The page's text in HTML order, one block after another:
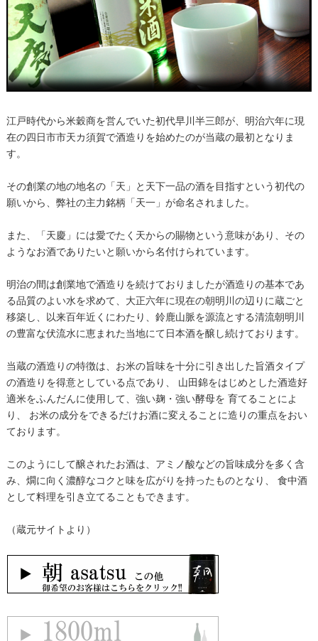
江戸時代から米穀商を営んでいた初代早川半三郎が、明治六年に現
在の四日市市天カ須賀で酒造りを始めたのが当蔵の最初となりま
す。
その創業の地の地名の「天」と天下一品の酒を目指すという初代の
願いから、弊社の主力銘柄「天一」が命名されました。
また、「天慶」には愛でたく天からの賜物という意味があり、その
ようなお酒でありたいと願いから名付けられています。
明治の間は創業地で酒造りを続けておりましたが酒造りの基本であ
る品質のよい水を求めて、大正六年に現在の朝明川の辺りに蔵ごと
移築し、以来百年近くにわたり、鈴鹿山脈を源流とする清流朝明川
の豊富な伏流水に恵まれた当地にて日本酒を醸し続けております。
当蔵の酒造りの特徴は、お米の旨味を十分に引き出した旨酒タイプ
の酒造りを得意としている点であり、 山田錦をはじめとした酒造好
適米をふんだんに使用して、強い麹・強い酵母を 育てることによ
り、 お米の成分をできるだけお酒に変えることに造りの重点をおい
ております。
このようにして醸されたお酒は、アミノ酸などの旨味成分を多く含
み、燗に向く濃醇なコクと味を広がりを持ったものとなり、 食中酒
として料理を引き立てることもできます。
（蔵元サイトより）